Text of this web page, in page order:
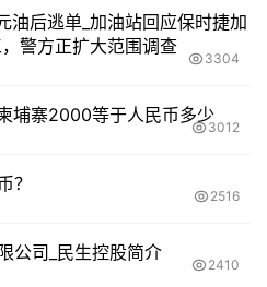
油后逃单_加油站回应保时捷加
警方正扩大范围调查
3304
埔寨2000等于人民币多少
3012
？
2516
公司_民生控股简介
2410